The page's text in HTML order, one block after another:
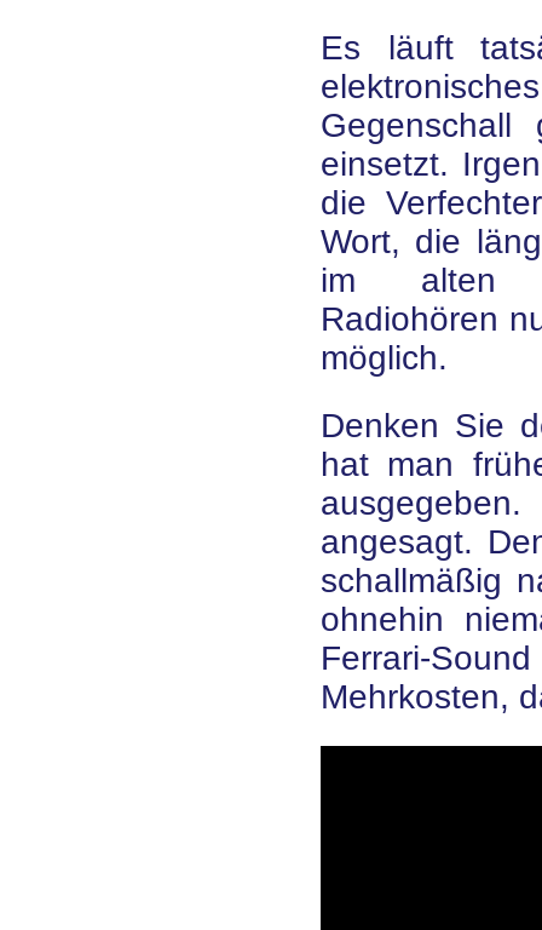
Es läuft
Gegenschall
einsetzt.
die
Wort, die
im alten
Radiohören
möglich.
Denken Sie
hat man
angesagt.
schallmäßig
ohnehin
Ferrari-
Mehrkosten,